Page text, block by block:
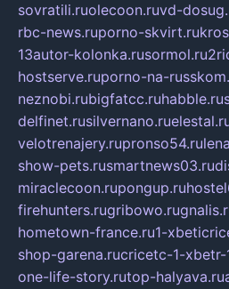
sovratili.ruolecoon.ruvd-
rbc-news.ruporno-skvirt.ru
13autor-kolonka.rusormol.ru
hostserve.ruporno-na-
neznobi.rubigfatcc.ruhabble.ru
delfinet.rusilvernano.ru
velotrenajery.rupronso54.ru
show-pets.rusmartnews03.ru
miraclecoon.rupongup.ru
firehunters.rugribowo.ru
hometown-france.ru1-
shop-garena.rucricetc-1-
one-life-story.rutop-halyava.ru